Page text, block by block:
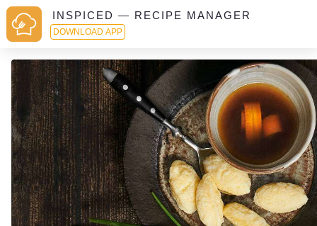
INSPICED — RECIPE MANAGER
DOWNLOAD APP